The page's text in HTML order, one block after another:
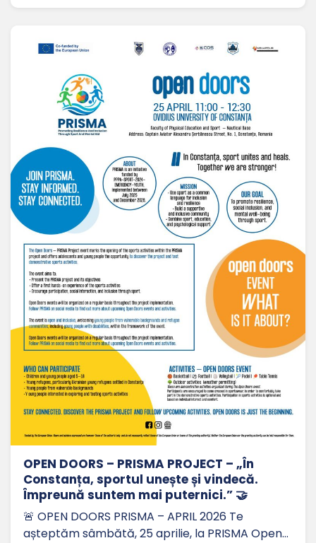
OPEN DOORS – PRISMA PROJECT – „În
Constanța, sportul unește și vindecă.
Împreună suntem mai puternici.” 🤝
🚨 OPEN DOORS PRISMA – APRIL 2026 Te
așteptăm sâmbătă, 25 aprilie, la PRISMA Open…